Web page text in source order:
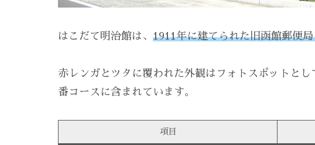
はこだて明治館は、 1911年に建てられた旧函館郵便
赤レンガとツタに覆われた外観はフォトスポットと
番コースに含まれています。
項目